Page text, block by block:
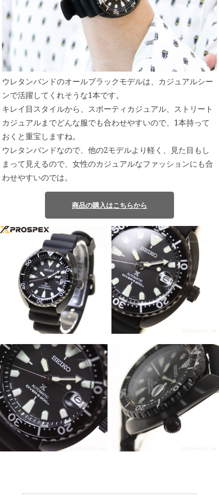
ウレタンバンドのオールブラックモデルは、カジュアルシー
ンで活躍してくれそうな1本です。
キレイ目スタイルから、スポーティカジュアル、ストリート
カジュアルまでどんな服でも合わせやすいので、1本持って
おくと重宝しますね。
ウレタンバンドなので、他の2モデルより軽く、見た目もし
まって見えるので、女性のカジュアルなファッションにも合
わせやすいのでは。
商品の購入はこちらから